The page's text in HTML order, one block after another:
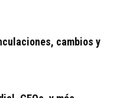
cambios y